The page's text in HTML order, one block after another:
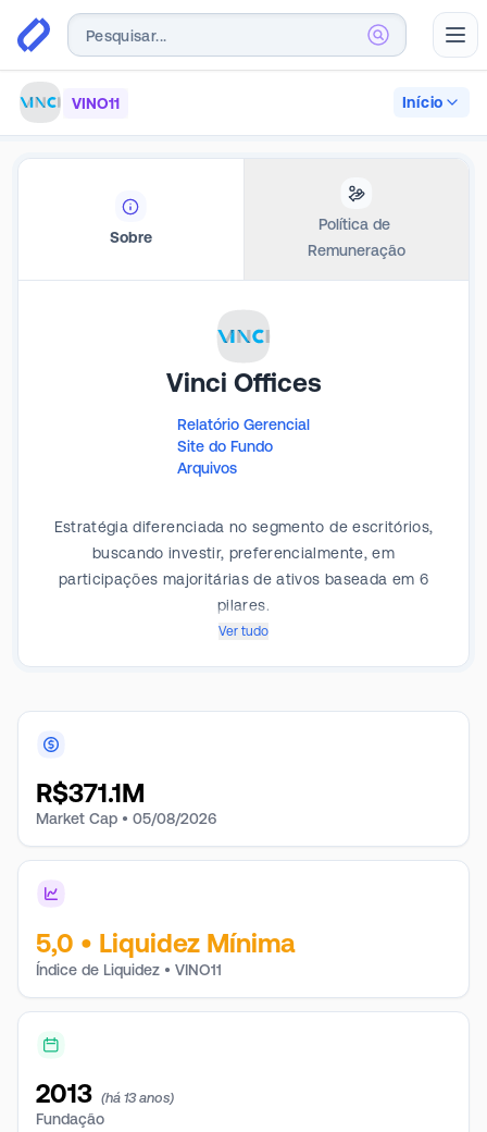
VINO11 Início
Sobre
Política de
Remuneração
Vinci Offices
Relatório Gerencial
Site do Fundo
Arquivos
Estratégia diferenciada no segmento de escritórios,
buscando investir, preferencialmente, em
participações majoritárias de ativos baseada em 6
pilares.
Ver tudo
R$371.1M
Market Cap • 05/08/2026
5,0 • Liquidez Mínima
Índice de Liquidez • VINO11
2013 (há 13 anos)
Fundação